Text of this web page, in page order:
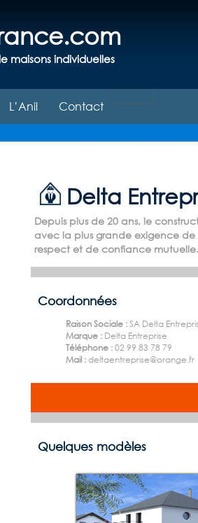
maisons individuelles
L’Anil Contact
Delta
Depuis plus de 20 ans, le
avec la plus grande exigence
respect et de confiance mutuelle.
Coordonnées
Raison Sociale :SA Delta
Marque : Delta Entreprise
Téléphone :02 99 83 78 79
Mail :deltaentreprise@orange.fr
Quelques modèles